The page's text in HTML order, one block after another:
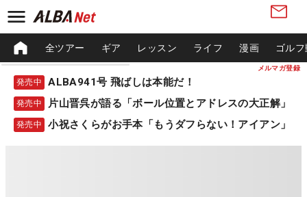
メルマガ登録
全ツアー ギア レッスン ライフ 漫画 ゴル
発売中 ALBA941号 飛ばしは本能だ！
発売中 片山晋呉が語る「ボール位置とアドレスの大正解」
発売中 小祝さくらがお手本「もうダフらない！アイアン」